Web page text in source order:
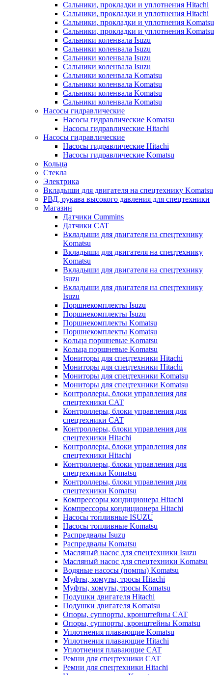
Сальники, прокладки и уплотнения Hitachi
Сальники, прокладки и уплотнения Hitachi
Сальники, прокладки и уплотнения Komatsu
Сальники, прокладки и уплотнения Komatsu
Сальники коленвала Isuzu
Сальники коленвала Isuzu
Сальники коленвала Isuzu
Сальники коленвала Isuzu
Сальники коленвала Komatsu
Сальники коленвала Komatsu
Сальники коленвала Komatsu
Сальники коленвала Komatsu
Насосы гидравлические
Насосы гидравлические Komatsu
Насосы гидравлические Hitachi
Насосы гидравлические
Насосы гидравлические Hitachi
Насосы гидравлические Komatsu
Кольца
Стекла
Электрика
Вкладыши для двигателя на спецтехнику Komatsu
РВД, рукава высокого давления для спецтехники
Магазин
Датчики Cummins
Датчики CAT
Вкладыши для двигателя на спецтехнику
Komatsu
Вкладыши для двигателя на спецтехнику
Komatsu
Вкладыши для двигателя на спецтехнику
Isuzu
Вкладыши для двигателя на спецтехнику
Isuzu
Поршнекомплекты Isuzu
Поршнекомплекты Isuzu
Поршнекомплекты Komatsu
Поршнекомплекты Komatsu
Кольца поршневые Komatsu
Кольца поршневые Komatsu
Мониторы для спецтехники Hitachi
Мониторы для спецтехники Hitachi
Мониторы для спецтехники Komatsu
Мониторы для спецтехники Komatsu
Контроллеры, блоки управления для
спецтехники CAT
Контроллеры, блоки управления для
спецтехники CAT
Контроллеры, блоки управления для
спецтехники Hitachi
Контроллеры, блоки управления для
спецтехники Hitachi
Контроллеры, блоки управления для
спецтехники Komatsu
Контроллеры, блоки управления для
спецтехники Komatsu
Компрессоры кондиционера Hitachi
Компрессоры кондиционера Hitachi
Насосы топливные ISUZU
Насосы топливные Komatsu
Распредвалы Isuzu
Распредвалы Komatsu
Масляный насос для спецтехники Isuzu
Масляный насос для спецтехники Komatsu
Водяные насосы (помпы) Komatsu
Муфты, хомуты, тросы Hitachi
Муфты, хомуты, тросы Komatsu
Подушки двигателя Hitachi
Подушки двигателя Komatsu
Опоры, суппорты, кронштейны CAT
Опоры, суппорты, кронштейны Komatsu
Уплотнения плавающие Komatsu
Уплотнения плавающие Hitachi
Уплотнения плавающие CAT
Ремни для спецтехники CAT
Ремни для спецтехники Hitachi